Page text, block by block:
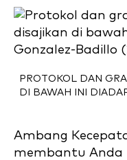
PROTOKOL DAN
DI BAWAH INI
Ambang
membantu Anda